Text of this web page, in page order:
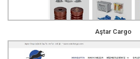
Aştar Cargo